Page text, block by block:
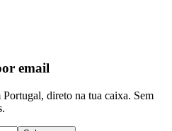
email
direto na tua caixa. Sem